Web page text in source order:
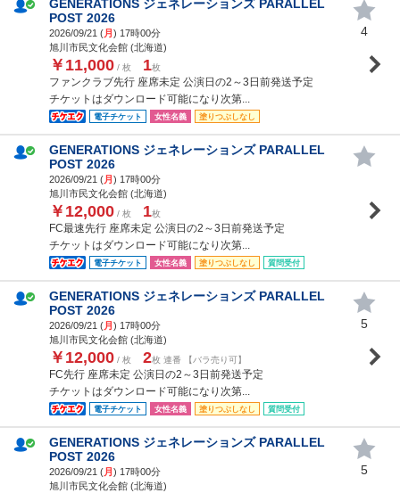
GENERATIONS ジェネレーションズ PARALLEL
POST 2026
2026/09/21 (月) 17時00分
旭川市民文化会館 (北海道)
￥11,000 / 枚 1枚
ファンクラブ先行 座席未定 公演日の2～3日前発送予定
チケットはダウンロード可能になり次第...
電子チケット 女性名義 塗りつぶしなし
4
GENERATIONS ジェネレーションズ PARALLEL
POST 2026
2026/09/21 (月) 17時00分
旭川市民文化会館 (北海道)
￥12,000 / 枚 1枚
FC最速先行 座席未定 公演日の2～3日前発送予定
チケットはダウンロード可能になり次第...
電子チケット 女性名義 塗りつぶしなし 質問受付
GENERATIONS ジェネレーションズ PARALLEL
POST 2026
2026/09/21 (月) 17時00分
旭川市民文化会館 (北海道)
￥12,000 / 枚 2枚 連番 【バラ売り可】
FC先行 座席未定 公演日の2～3日前発送予定
チケットはダウンロード可能になり次第...
電子チケット 女性名義 塗りつぶしなし 質問受付
5
GENERATIONS ジェネレーションズ PARALLEL
POST 2026
2026/09/21 (月) 17時00分
旭川市民文化会館 (北海道)
5